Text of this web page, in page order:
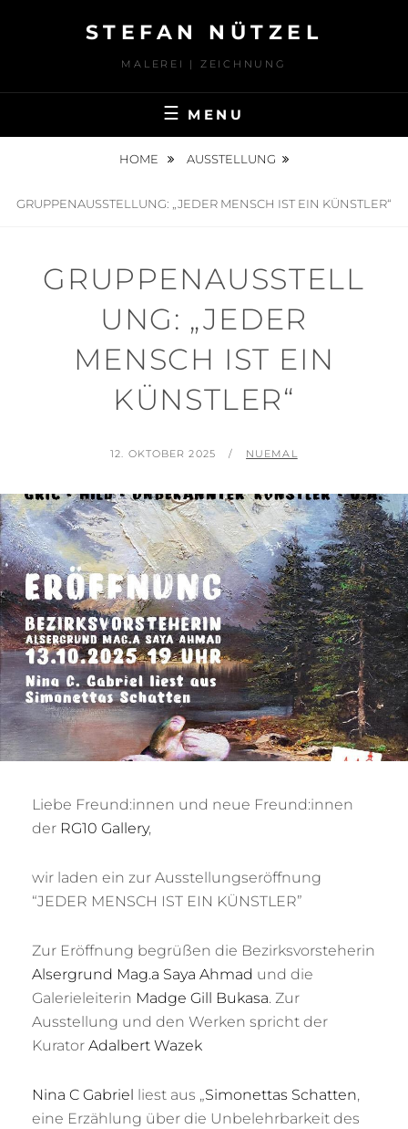
STEFAN NÜTZEL
MALEREI | ZEICHNUNG
MENU
HOME AUSSTELLUNG
GRUPPENAUSSTELLUNG: „JEDER MENSCH IST EIN KÜNSTLER“
GRUPPENAUSSTELL
UNG: „JEDER
MENSCH IST EIN
KÜNSTLER“
POSTED
12. OKTOBER 2025 BY
NUEMAL
Liebe Freund:innen und neue Freund:innen
der RG10 Gallery,
wir laden ein zur Ausstellungseröffnung
“JEDER MENSCH IST EIN KÜNSTLER”
Zur Eröffnung begrüßen die Bezirksvorsteherin
Alsergrund Mag.a Saya Ahmad und die
Galerieleiterin Madge Gill Bukasa. Zur
Ausstellung und den Werken spricht der
Kurator Adalbert Wazek
Nina C Gabriel liest aus „Simonettas Schatten,
eine Erzählung über die Unbelehrbarkeit des